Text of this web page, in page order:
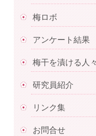
梅ロボ
アンケート結果
梅干を漬ける人
研究員紹介
リンク集
お問合せ